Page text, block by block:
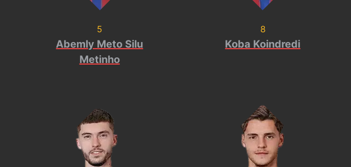
5
Abemly Meto Silu
Metinho
8
Koba Koindredi